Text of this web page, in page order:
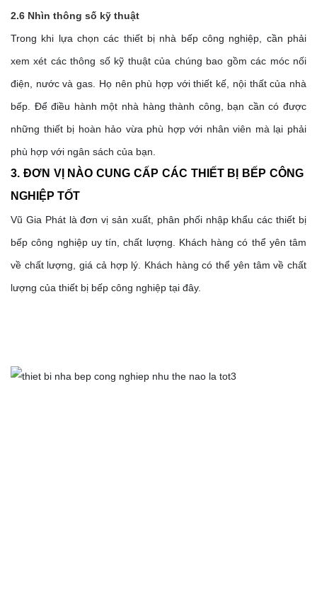
2.6 Nhìn thông số kỹ thuật
Trong khi lựa chọn các thiết bị nhà bếp công nghiệp, cần phải
xem xét các thông số kỹ thuật của chúng bao gồm các móc nối
điện, nước và gas. Họ nên phù hợp với thiết kế, nội thất của nhà
bếp. Để điều hành một nhà hàng thành công, bạn cần có được
những thiết bị hoàn hảo vừa phù hợp với nhân viên mà lại phải
phù hợp với ngân sách của bạn.
3. ĐƠN VỊ NÀO CUNG CẤP CÁC THIẾT BỊ BẾP CÔNG
NGHIỆP TỐT
Vũ Gia Phát là đơn vị sản xuất, phân phối nhập khẩu các thiết bị
bếp công nghiệp uy tín, chất lượng. Khách hàng có thể yên tâm
về chất lượng, giá cả hợp lý. Khách hàng có thể yên tâm về chất
lượng của thiết bị bếp công nghiệp tại đây.